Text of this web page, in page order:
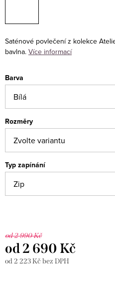
Saténové povlečení z kolekce
bavlna. Více informací
Barva
Rozměry
Typ zapínání
od 2 990 Kč
od2 690 Kč
od2 223 Kč bez DPH